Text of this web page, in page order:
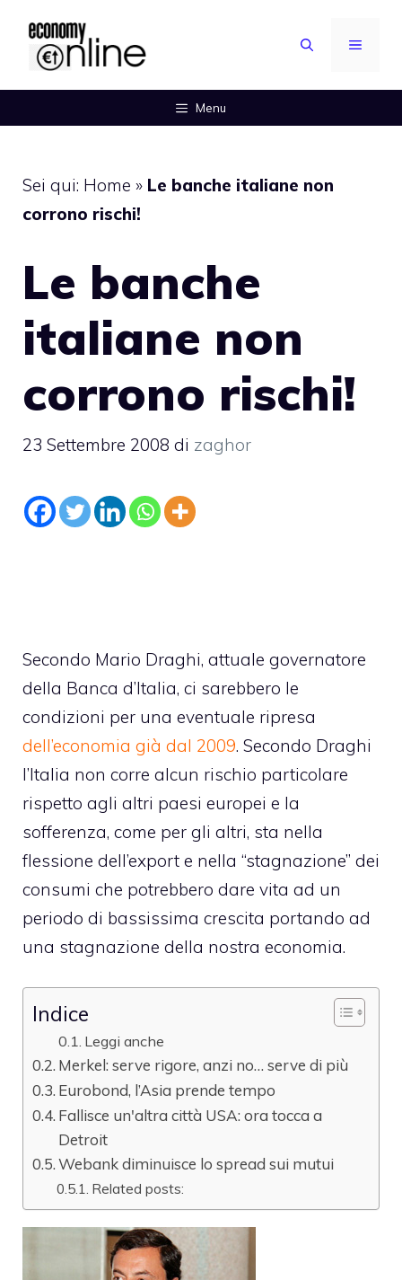
contenuto
MENU
Menu
Sei qui: Home » Le banche italiane non
corrono rischi!
Le banche
italiane non
corrono rischi!
23 Settembre 2008 di zaghor
Secondo Mario Draghi, attuale governatore
della Banca d’Italia, ci sarebbero le
condizioni per una eventuale ripresa
dell’economia già dal 2009. Secondo Draghi
l’Italia non corre alcun rischio particolare
rispetto agli altri paesi europei e la
sofferenza, come per gli altri, sta nella
flessione dell’export e nella “stagnazione” dei
consumi che potrebbero dare vita ad un
periodo di bassissima crescita portando ad
una stagnazione della nostra economia.
Indice
Leggi anche
Merkel: serve rigore, anzi no… serve di più
Eurobond, l’Asia prende tempo
Fallisce un'altra città USA: ora tocca a
Detroit
Webank diminuisce lo spread sui mutui
Related posts: